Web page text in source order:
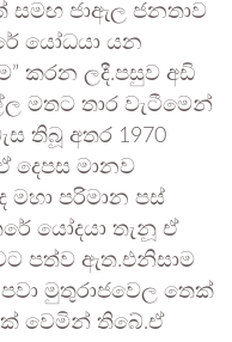
ජාඇල ජනතාව
යෝධයා යන
කරන ලදී.පසුව අඩි
මතට තාර වැටීමෙන්
තිබූ අතර 1970
දෙපස මානව
මහා පරිමාන පස්
යෝදයා තැනූ ඒ
පත්ව ඇත.එනිසාම
මුතුරාජවෙල තෙක්
වෙමින් තිබේ.ඒ